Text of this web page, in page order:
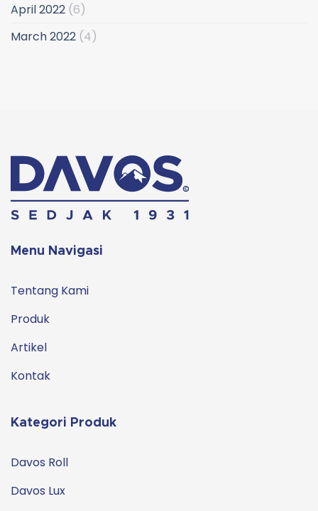
April 2022 (6)
March 2022 (4)
Menu Navigasi
Tentang Kami
Produk
Artikel
Kontak
Kategori Produk
Davos Roll
Davos Lux